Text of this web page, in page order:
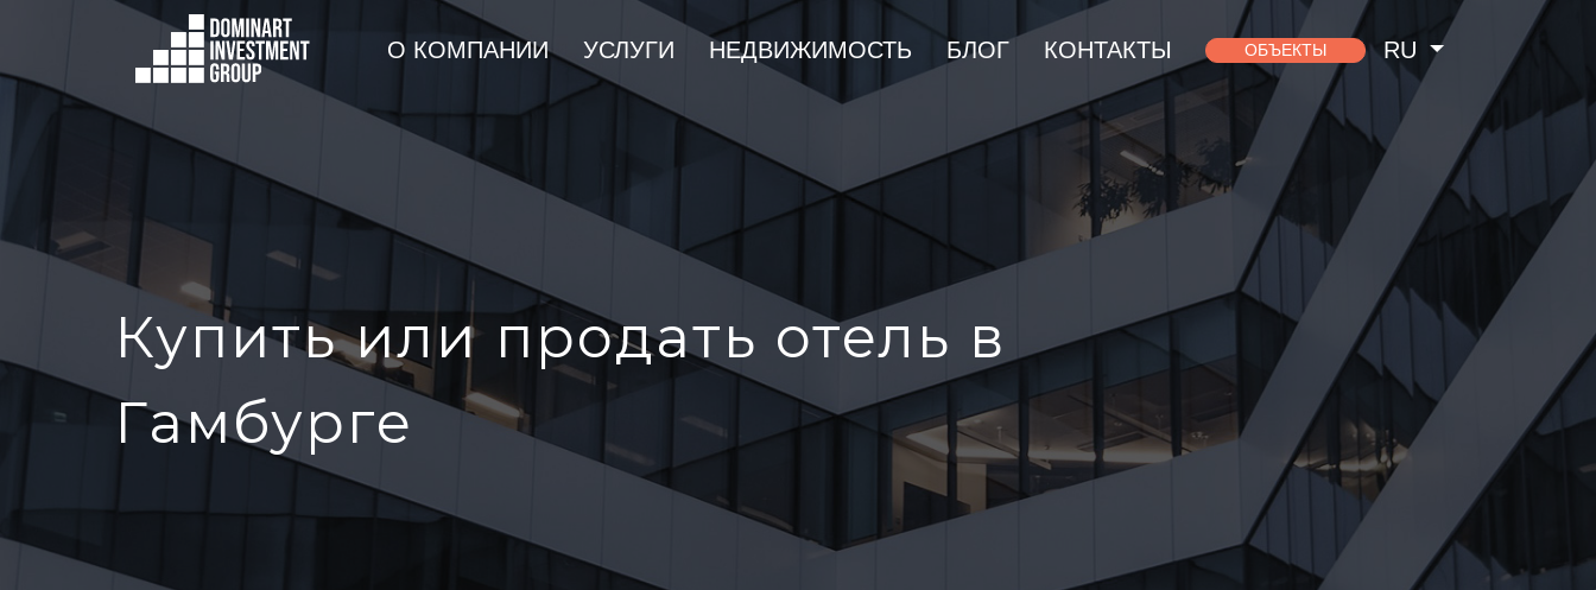
О КОМПАНИИ УСЛУГИ НЕДВИЖИМОСТЬ БЛОГ КОНТАКТЫ ОБЪЕКТЫ RU
Купить или продать отель в
Гамбурге